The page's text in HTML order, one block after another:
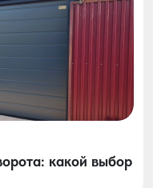
какой выбор